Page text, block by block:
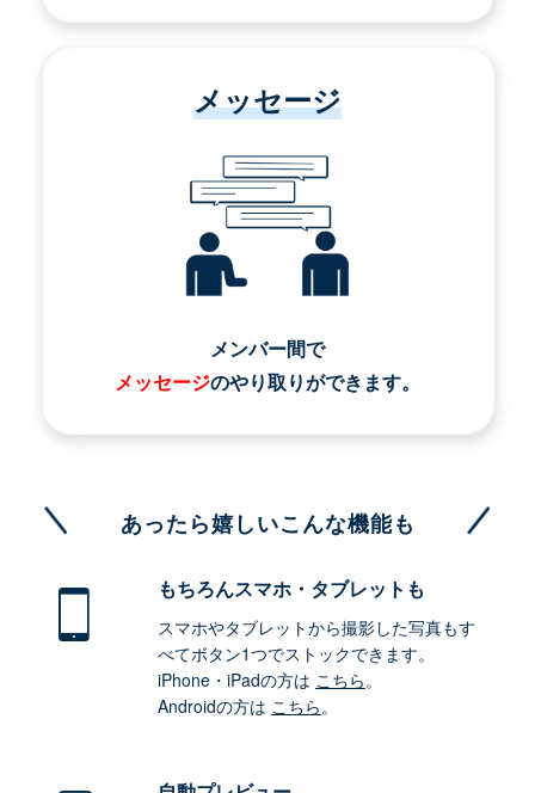
メッセージ
メンバー間で
メッセージのやり取りができます。
あったら嬉しいこんな機能も
もちろんスマホ・タブレットも
スマホやタブレットから撮影した写真もす
べてボタン1つでストックできます。
iPhone・iPadの方は こちら。
Androidの方は こちら。